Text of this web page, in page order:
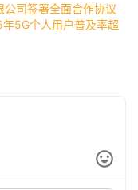
司签署全面合作协议
5G个人用户普及率超